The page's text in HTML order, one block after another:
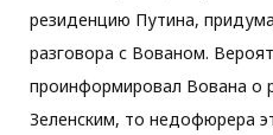
резиденцию Путина,
разговора с Вованом.
проинформировал Вована о
Зеленским, то недофюрера